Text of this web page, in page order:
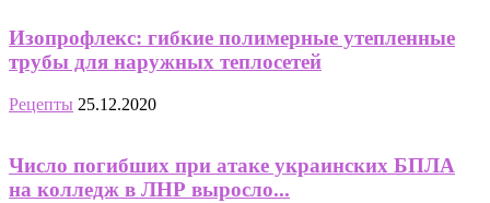
Изопрофлекс: гибкие полимерные утепленные
трубы для наружных теплосетей
Рецепты 25.12.2020
Число погибших при атаке украинских БПЛА
на колледж в ЛНР выросло...